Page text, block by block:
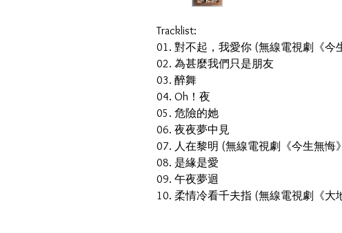
Tracklist:
01. 對不起，我愛你 (無線電視劇《今
02. 為甚麼我們只是朋友
03. 醉舞
04. Oh！夜
05. 危險的她
06. 夜夜夢中見
07. 人在黎明 (無線電視劇《今生無悔
08. 是緣是愛
09. 午夜夢迴
10. 柔情冷看千夫指 (無線電視劇《大